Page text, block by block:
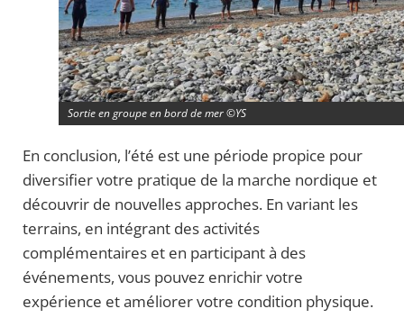
Sortie en groupe en bord de mer ©YS
En conclusion, l’été est une période propice pour
diversifier votre pratique de la marche nordique et
découvrir de nouvelles approches. En variant les
terrains, en intégrant des activités
complémentaires et en participant à des
événements, vous pouvez enrichir votre
expérience et améliorer votre condition physique.